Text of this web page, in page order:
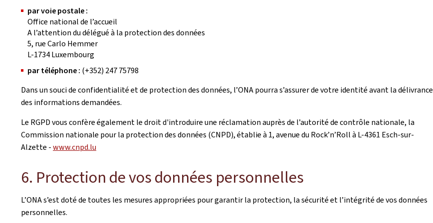
par voie postale :
Office national de l’accueil
A l’attention du délégué à la protection des données
5, rue Carlo Hemmer
L-1734 Luxembourg
par téléphone : (+352) 247 75798
Dans un souci de confidentialité et de protection des données, l’ONA pourra s’assurer de votre identité avant la délivrance
des informations demandées.
Le RGPD vous confère également le droit d'introduire une réclamation auprès de l’autorité de contrôle nationale, la
Commission nationale pour la protection des données (CNPD), établie à 1, avenue du Rock’n’Roll à L-4361 Esch-sur-
Alzette -www.cnpd.lu
6. Protection de vos données personnelles
L’ONA s’est doté de toutes les mesures appropriées pour garantir la protection, la sécurité et l’intégrité de vos données
personnelles.